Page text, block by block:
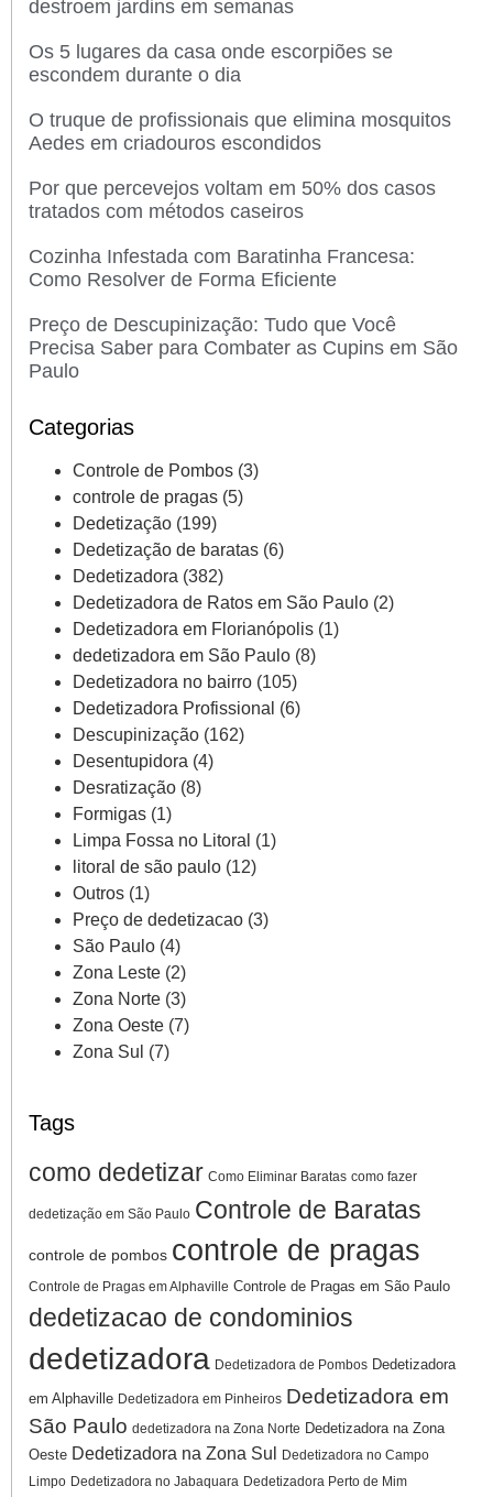
destroem jardins em semanas
Os 5 lugares da casa onde escorpiões se
escondem durante o dia
O truque de profissionais que elimina mosquitos
Aedes em criadouros escondidos
Por que percevejos voltam em 50% dos casos
tratados com métodos caseiros
Cozinha Infestada com Baratinha Francesa:
Como Resolver de Forma Eficiente
Preço de Descupinização: Tudo que Você
Precisa Saber para Combater as Cupins em São
Paulo
Categorias
Controle de Pombos (3)
controle de pragas (5)
Dedetização (199)
Dedetização de baratas (6)
Dedetizadora (382)
Dedetizadora de Ratos em São Paulo (2)
Dedetizadora em Florianópolis (1)
dedetizadora em São Paulo (8)
Dedetizadora no bairro (105)
Dedetizadora Profissional (6)
Descupinização (162)
Desentupidora (4)
Desratização (8)
Formigas (1)
Limpa Fossa no Litoral (1)
litoral de são paulo (12)
Outros (1)
Preço de dedetizacao (3)
São Paulo (4)
Zona Leste (2)
Zona Norte (3)
Zona Oeste (7)
Zona Sul (7)
Tags
como dedetizar Como Eliminar Baratas como fazer
dedetização em São Paulo Controle de Baratas
controle de pombos controle de pragas
Controle de Pragas em Alphaville Controle de Pragas em São Paulo
dedetizacao de condominios
dedetizadora Dedetizadora de Pombos Dedetizadora
em Alphaville Dedetizadora em Pinheiros Dedetizadora em
São Paulo dedetizadora na Zona Norte Dedetizadora na Zona
Oeste Dedetizadora na Zona Sul
Dedetizadora no Campo
Limpo Dedetizadora no Jabaquara Dedetizadora Perto de Mim